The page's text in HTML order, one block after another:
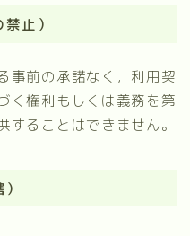
止）
事前の承諾なく，利用契
く権利もしくは義務を第
ることはできません。